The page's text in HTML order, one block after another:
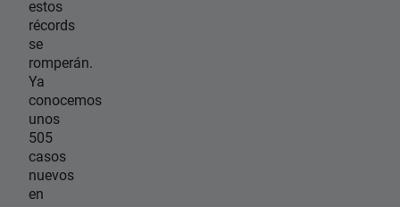
estos
récords
se
romperán.
Ya
conocemos
unos
505
casos
nuevos
en